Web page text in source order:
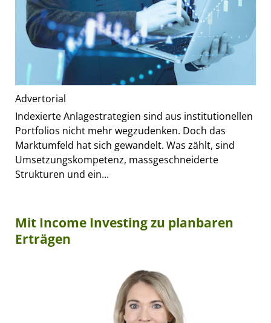
Advertorial
Indexierte Anlagestrategien sind aus institutionellen
Portfolios nicht mehr wegzudenken. Doch das
Marktumfeld hat sich gewandelt. Was zählt, sind
Umsetzungskompetenz, massgeschneiderte
Strukturen und ein...
Mit Income Investing zu planbaren
Erträgen